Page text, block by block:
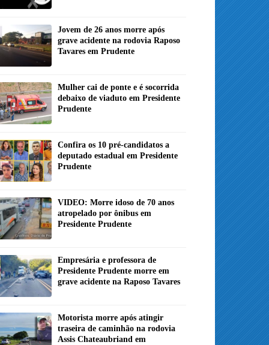
Jovem de 26 anos morre após
grave acidente na rodovia Raposo
Tavares em Prudente
Mulher cai de ponte e é socorrida
debaixo de viaduto em Presidente
Prudente
Confira os 10 pré-candidatos a
deputado estadual em Presidente
Prudente
VIDEO: Morre idoso de 70 anos
atropelado por ônibus em
Presidente Prudente
Empresária e professora de
Presidente Prudente morre em
grave acidente na Raposo Tavares
Motorista morre após atingir
traseira de caminhão na rodovia
Assis Chateaubriand em